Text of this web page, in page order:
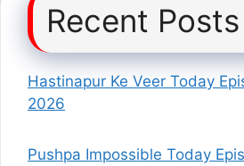
Recent Posts
Hastinapur Ke Veer Today
2026
Pushpa Impossible Today